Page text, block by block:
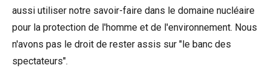
aussi utiliser notre savoir-faire dans le domaine nucléaire
pour la protection de l'homme et de l'environnement. Nous
n'avons pas le droit de rester assis sur "le banc des
spectateurs".